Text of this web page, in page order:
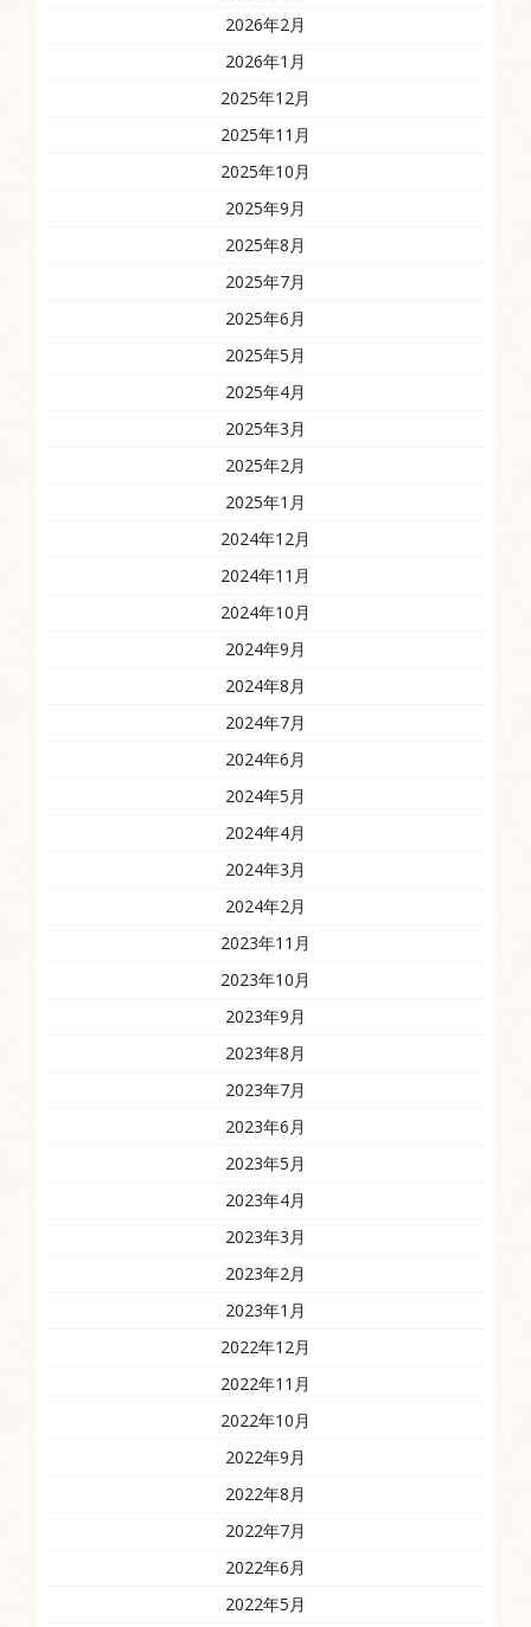
2026年2月
2026年1月
2025年12月
2025年11月
2025年10月
2025年9月
2025年8月
2025年7月
2025年6月
2025年5月
2025年4月
2025年3月
2025年2月
2025年1月
2024年12月
2024年11月
2024年10月
2024年9月
2024年8月
2024年7月
2024年6月
2024年5月
2024年4月
2024年3月
2024年2月
2023年11月
2023年10月
2023年9月
2023年8月
2023年7月
2023年6月
2023年5月
2023年4月
2023年3月
2023年2月
2023年1月
2022年12月
2022年11月
2022年10月
2022年9月
2022年8月
2022年7月
2022年6月
2022年5月